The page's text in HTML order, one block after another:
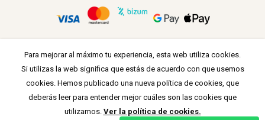
Para mejorar al máximo tu experiencia, esta web utiliza cookies.
Si utilizas la web significa que estás de acuerdo con que usemos
cookies. Hemos publicado una nueva política de cookies, que
deberás leer para entender mejor cuáles son las cookies que
utilizamos. Ver la política de cookies.